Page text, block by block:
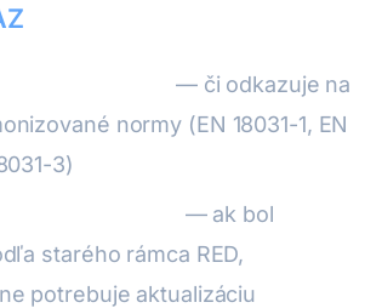
— či odkazuje na
normy (EN 18031-1, EN
3)
— ak bol
starého rámca RED,
potrebuje aktualizáciu